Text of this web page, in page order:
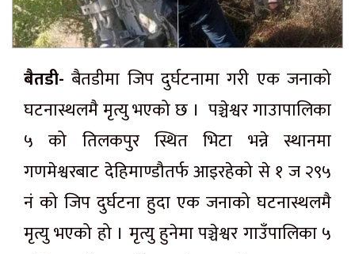
बैतडी- बैतडीमा जिप दुर्घटनामा गरी एक जनाको
घटनास्थलमै मृत्यु भएको छ । पञ्चेश्वर गाउापालिका
५ को तिलकपुर स्थित भिटा भन्ने स्थानमा
गणमेश्वरबाट देहिमाण्डौतर्फ आइरहेको से १ ज २९५
नं को जिप दुर्घटना हुदा एक जनाको घटनास्थलमै
मृत्यु भएको हो । मृत्यु हुनेमा पञ्चेश्वर गाउँपालिका ५